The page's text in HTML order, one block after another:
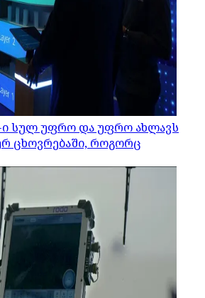
ი სულ უფრო და უფრო ახლავს
ცხოვრებაში, როგორც